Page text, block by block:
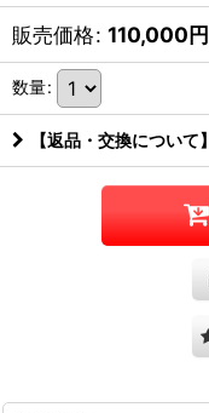
販売価格: 110,000円
数量:
【返品・交換について】